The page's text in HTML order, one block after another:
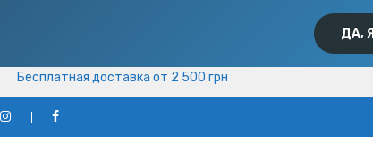
ДА,
Бесплатная доставка от 2 500 грн
Бесплатная доставка от 2 500 грн